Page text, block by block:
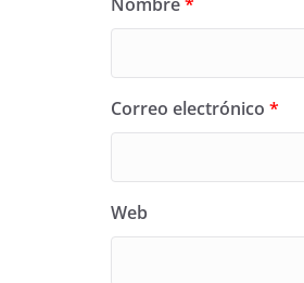
Correo electrónico *
Web